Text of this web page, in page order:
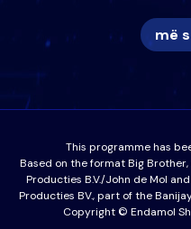
më
This programme has
Based on the format Big
Producties B.V./John de Mol
Producties BV., part of the
Copyright © Endamol